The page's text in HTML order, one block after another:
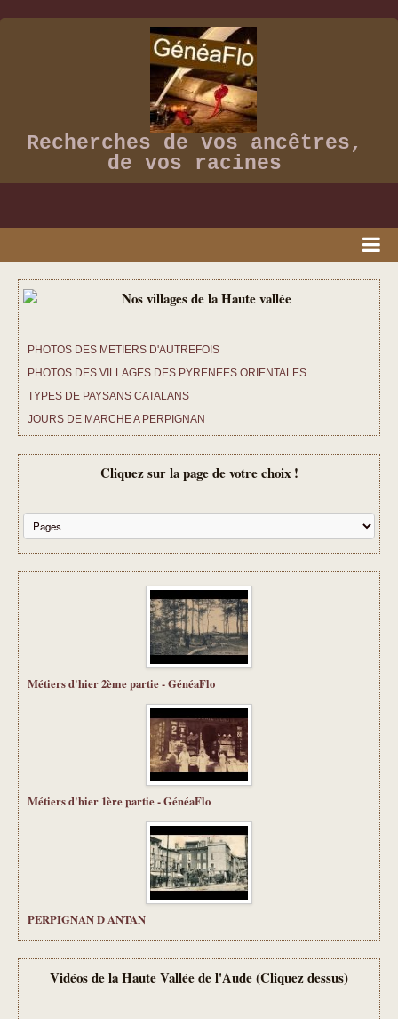
Recherches de vos ancêtres,
de vos racines
ACCUEIL
PRESSE
VIDEOS
ALBUM PHOTOS
CHANSONS D ANTAN
TARIFS ET PRESTATIONS
CONTACT
PHOTOS DES METIERS D'AUTREFOIS
PHOTOS DES VILLAGES DES PYRENEES ORIENTALES
TYPES DE PAYSANS CATALANS
JOURS DE MARCHE A PERPIGNAN
Cliquez sur la page de votre choix !
Métiers d'hier 2ème partie - GénéaFlo
Métiers d'hier 1ère partie - GénéaFlo
PERPIGNAN D ANTAN
Vidéos de la Haute Vallée de l'Aude (Cliquez dessus)